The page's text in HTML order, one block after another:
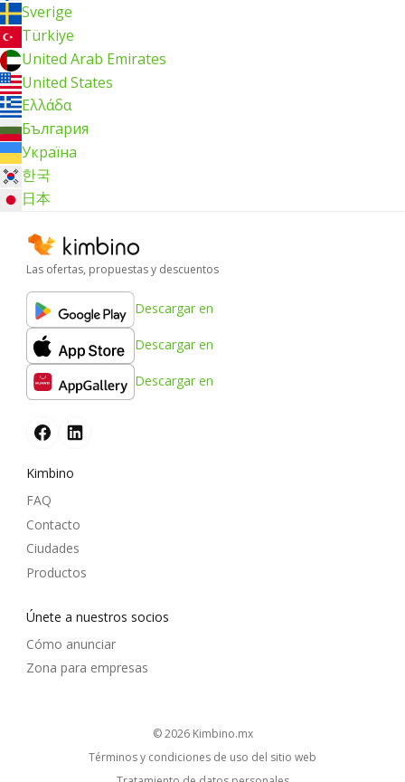
Sverige
Türkiye
United Arab Emirates
United States
Ελλάδα
България
Україна
한국
日本
Las ofertas, propuestas y descuentos
Descargar en
Descargar en
Descargar en
Kimbino
FAQ
Contacto
Ciudades
Productos
Únete a nuestros socios
Cómo anunciar
Zona para empresas
© 2026 kimbino.mx
Términos y condiciones de uso del sitio web